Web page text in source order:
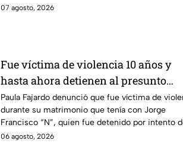
07 agosto, 2026
Fue víctima de violencia 10 años y
hasta ahora detienen al presunto
agresor: el caso de Paula Fajardo
Paula Fajardo denunció que fue víctima de
durante su matrimonio que tenía con Jorge
Francisco “N”, quien fue detenido por intento
feminicidio.
06 agosto, 2026